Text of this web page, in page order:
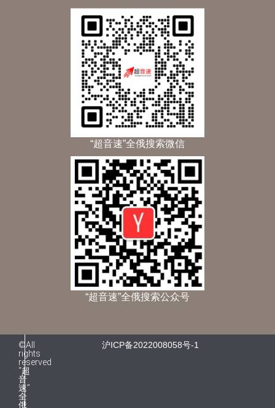
“超音速”全俄搜索微信
“超音速”全俄搜索公众号
©All
rights
reserved
“超
音
速”
全
俄
沪ICP备2022008058号-1